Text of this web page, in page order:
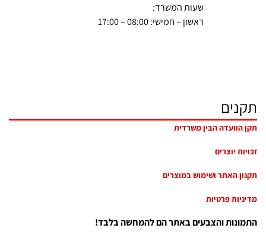
שעות המשרד:
ראשון – חמישי: 08:00 – 17:00
תקנים
תקן הוועדה הבין משרדית
זכויות יוצרים
תקנון האתר ושימוש במוצרים
מדיניות פרטיות
התמונות והצבעים באתר הם להמחשה בלבד!